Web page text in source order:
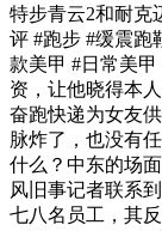
特步青云2和耐克
评 #跑步 #缓震跑
款美甲 #日常美
资，让他晓得本
奋跑快递为女友
脉炸了，也没有
什么？中东的场
风旧事记者联系
七八名员工，其